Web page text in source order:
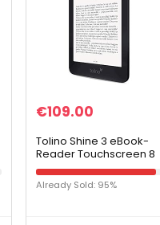
€109.00
Tolino Shine 3 eBook-
Reader Touchscreen 8
GB zwart – E-reader
(15,2 cm (6 inch), E Ink
Carta, 1072 x 1448
Already Sold: 95%